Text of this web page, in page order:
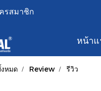
รสมาชิก
หน้าแ
หมด Review รีวิว